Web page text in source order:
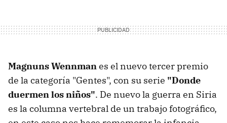
Magnuns Wennmanes el nuevo tercer premio
de la categoría "Gentes", con su serie "Donde
duermen los niños". De nuevo la guerra en Siria
es la columna vertebral de un trabajo fotográfico,